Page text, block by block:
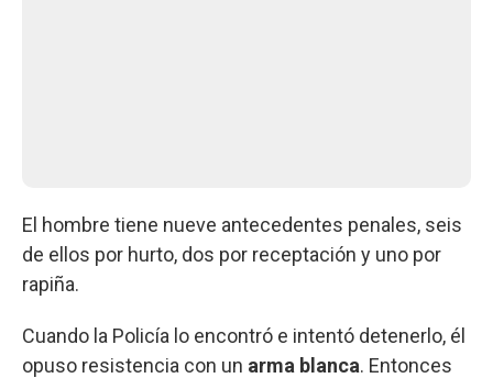
El hombre tiene nueve antecedentes penales, seis
de ellos por hurto, dos por receptación y uno por
rapiña.
Cuando la Policía lo encontró e intentó detenerlo, él
opuso resistencia con un arma blanca. Entonces